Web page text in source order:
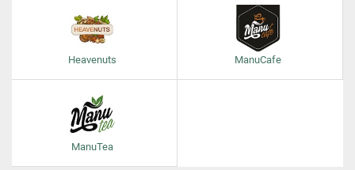
Heavenuts ManuCafe
ManuTea